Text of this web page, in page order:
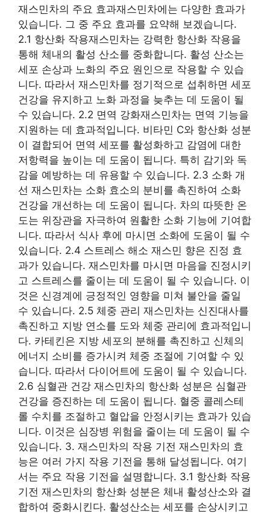
재스민차의 주요 효과재스민차에는 다양한 효과가
있습니다. 그 중 주요 효과를 요약해 보겠습니다.
2.1 항산화 작용재스민차는 강력한 항산화 작용을
통해 체내의 활성 산소를 중화합니다. 활성 산소는
세포 손상과 노화의 주요 원인으로 작용할 수 있습
니다. 따라서 재스민차를 정기적으로 섭취하면 세포
건강을 유지하고 노화 과정을 늦추는 데 도움이 될
수 있습니다. 2.2 면역 강화재스민차는 면역 기능을
지원하는 데 효과적입니다. 비타민 C와 항산화 성분
이 결합되어 면역 세포를 활성화하고 감염에 대한
저항력을 높이는 데 도움이 됩니다. 특히 감기와 독
감을 예방하는 데 유용할 수 있습니다. 2.3 소화 개
선 재스민차는 소화 효소의 분비를 촉진하여 소화
건강을 개선하는 데 도움이 됩니다. 차의 따뜻한 온
도는 위장관을 자극하여 원활한 소화 기능에 기여합
니다. 따라서 식사 후에 마시면 소화에 도움이 될 수
있습니다. 2.4 스트레스 해소 재스민 향은 진정 효
과가 있습니다. 재스민차를 마시면 마음을 진정시키
고 스트레스를 줄이는 데 도움이 될 수 있습니다. 이
것은 신경계에 긍정적인 영향을 미쳐 불안을 줄일
수 있습니다. 2.5 체중 관리 재스민차는 신진대사를
촉진하고 지방 연소를 도와 체중 관리에 효과적입니
다. 카테킨은 지방 세포의 분해를 촉진하고 신체의
에너지 소비를 증가시켜 체중 조절에 기여할 수 있
습니다. 따라서 다이어트에 도움이 될 수 있습니다.
2.6 심혈관 건강 재스민차의 항산화 성분은 심혈관
건강을 증진하는 데 도움이 됩니다. 혈중 콜레스테
롤 수치를 조절하고 혈압을 안정시키는 효과가 있습
니다. 이것은 심장병 위험을 줄이는 데 도움이 될 수
있습니다. 3. 재스민차의 작용 기전 재스민차의 효
능은 여러 가지 작용 기전을 통해 달성됩니다. 여기
서는 주요 작용 기전을 설명합니다. 3.1 항산화 작용
기전 재스민차의 항산화 성분은 체내 활성산소와 결
합하여 중화시킨다. 활성산소는 세포를 손상시키고